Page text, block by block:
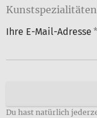
Ihre E-Mail-Adresse *
Du hast natürlich